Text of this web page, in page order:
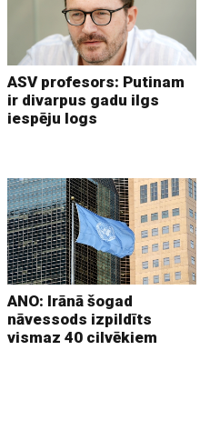
ASV profesors: Putinam
ir divarpus gadu ilgs
iespēju logs
ANO: Irānā šogad
nāvessods izpildīts
vismaz 40 cilvēkiem